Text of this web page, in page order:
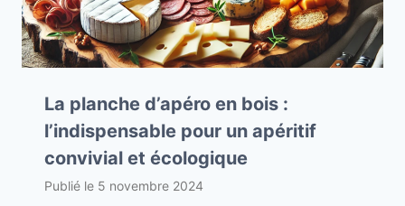
La planche d’apéro en bois :
l’indispensable pour un apéritif
convivial et écologique
Publié le 5 novembre 2024